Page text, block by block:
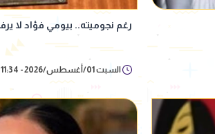
رغم نجوميته.. بيومي فؤاد لا
السبت 01/أغسطس/2026 - 11:34 م